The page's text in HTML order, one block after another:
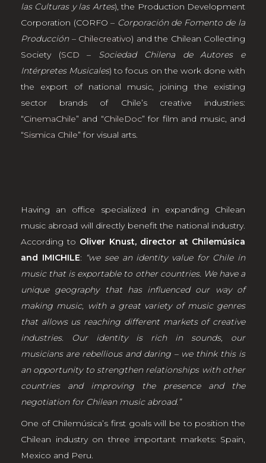
las Culturas y las Artes), the Production Development
Corporation (CORFO – Corporación de Fomento de la
Producción– Chilecreativo) and the Chilean Collecting
Society (SCD – Sociedad Chilena de Autores e
Intérpretes Musicales) to focus on the work done with
the export of national music, joining the existing
sector brands of Chile’s creative industries:
“CinemaChile” and “ChileDoc” for film and music, and
“Sismica Chile” for visual arts.
Having an office specialized in expanding Chilean
music abroad will directly benefit the national industry.
According to Oliver Knust, director at Chilemúsica
and IMICHILE: “we see an identity value for Chile in
music that is exportable to other countries. We have a
unique geography that has influenced our way of
making music, with a great variety of music genres
that allows us reaching different markets of creative
industries. Our identity is rich in sounds, our
musicians are rebellious and daring – we think this is
an opportunity to strengthen relationships with other
countries and improving the presence and the
negotiation for Chilean music abroad.”
One of Chilemúsica’s first goals will be to position the
Chilean industry on three important markets: Spain,
Mexico and Peru.